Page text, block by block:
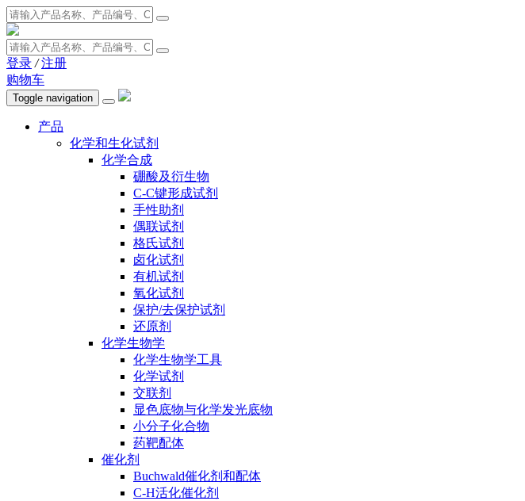
登录 / 注册
购物车
Toggle navigation
产品
化学和生化试剂
化学合成
硼酸及衍生物
C-C键形成试剂
手性助剂
偶联试剂
格氏试剂
卤化试剂
有机试剂
氧化试剂
保护/去保护试剂
还原剂
化学生物学
化学生物学工具
化学试剂
交联剂
显色底物与化学发光底物
小分子化合物
药靶配体
催化剂
Buchwald催化剂和配体
C-H活化催化剂